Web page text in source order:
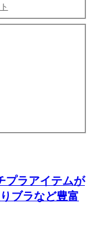
プラアイテムが
ブラなど豊富